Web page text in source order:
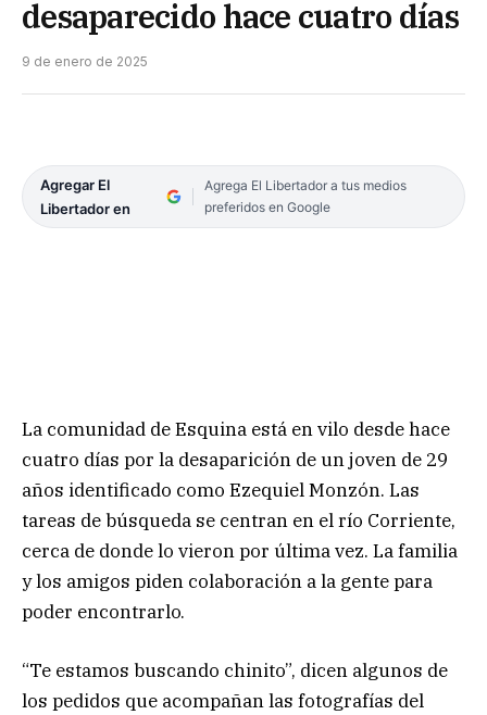
desaparecido hace cuatro días
9 de enero de 2025
Agregar El
Libertador en
Agrega El Libertador a tus medios
preferidos en Google
La comunidad de Esquina está en vilo desde hace
cuatro días por la desaparición de un joven de 29
años identificado como Ezequiel Monzón. Las
tareas de búsqueda se centran en el río Corriente,
cerca de donde lo vieron por última vez. La familia
y los amigos piden colaboración a la gente para
poder encontrarlo.
“Te estamos buscando chinito”, dicen algunos de
los pedidos que acompañan las fotografías del